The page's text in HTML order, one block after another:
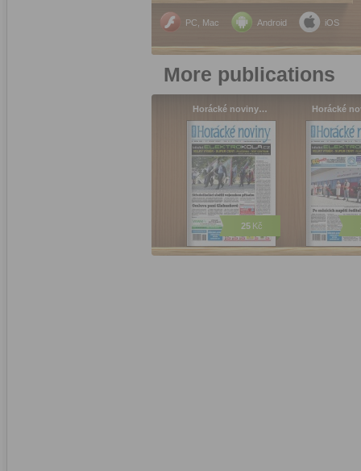
PC, Mac Android iOS
More publications
Horácké noviny…
25 Kč
Horácké